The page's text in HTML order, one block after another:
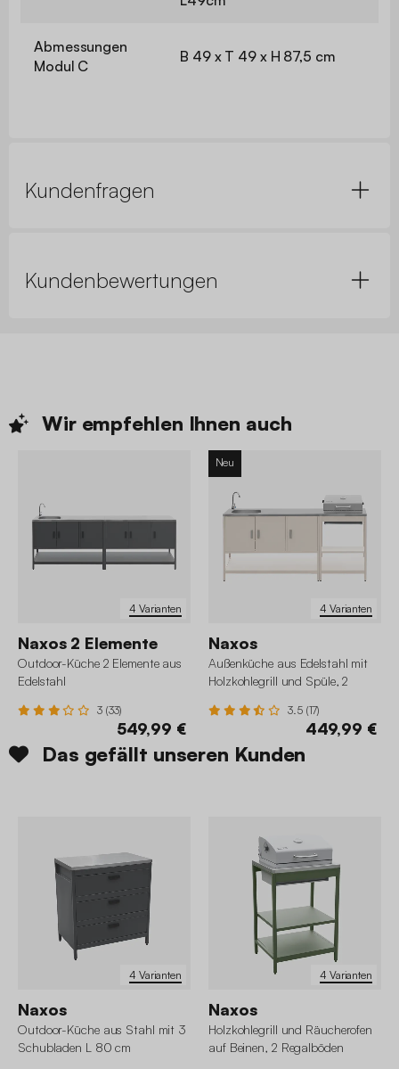
Abmessungen
Modul C
B 49 x T 49 x H 87,5 cm
Kundenfragen
Kundenbewertungen
Wir empfehlen Ihnen auch
4 Varianten
Naxos 2 Elemente
Outdoor-Küche 2 Elemente aus
Edelstahl
3 (33)
549,99 €
4 Varianten
Neu
Naxos
Außenküche aus Edelstahl mit
Holzkohlegrill und Spüle, 2
3.5 (17)
449,99 €
Das gefällt unseren Kunden
4 Varianten
Naxos
Outdoor-Küche aus Stahl mit 3
Schubladen L 80 cm
4 Varianten
Naxos
Holzkohlegrill und Räucherofen
auf Beinen, 2 Regalböden